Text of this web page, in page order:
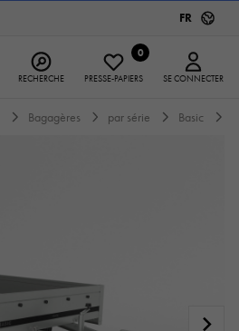
FR
RECHERCHE
0
PRESSE-PAPIERS SE CONNECTER
Bagagères par série Basic